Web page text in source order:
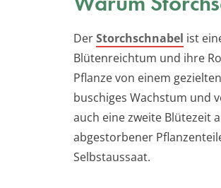
DerStorchschnabel ist
Blütenreichtum und ihre
Pflanze von einem
buschiges Wachstum und
auch eine zweite Blütezeit
abgestorbener
Selbstaussaat.